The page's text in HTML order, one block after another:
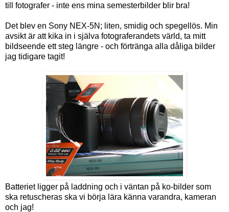
till fotografer - inte ens mina semesterbilder blir bra!
Det blev en Sony NEX-5N; liten, smidig och spegellös. Min
avsikt är att kika in i själva fotograferandets värld, ta mitt
bildseende ett steg längre - och förtränga alla dåliga bilder
jag tidigare tagit!
Batteriet ligger på laddning och i väntan på ko-bilder som
ska retuscheras ska vi börja lära känna varandra, kameran
och jag!